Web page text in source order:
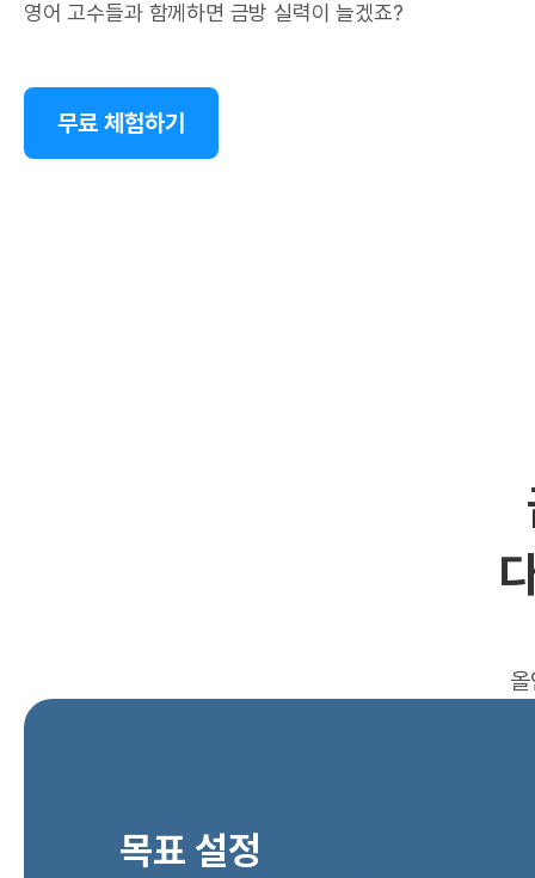
영어 고수들과 함께하면 금방 실력이 늘겠죠?
무료 체험하기
목표 설정